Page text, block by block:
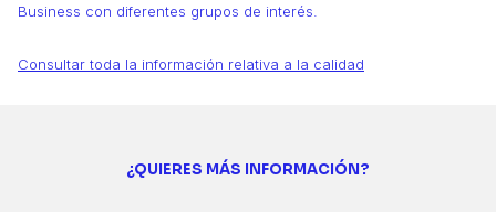
Business con diferentes grupos de interés.
Consultar toda la información relativa a la calidad
¿QUIERES MÁS INFORMACIÓN?